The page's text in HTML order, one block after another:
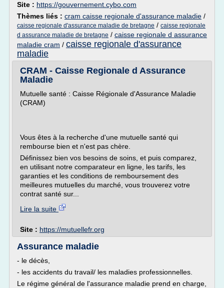
Site : https://gouvernement.cybo.com
Thèmes liés : cram caisse regionale d'assurance maladie /
caisse regionale d'assurance maladie de bretagne / caisse regionale
d assurance maladie de bretagne / caisse regionale d assurance
maladie cram / caisse regionale d'assurance
maladie
CRAM - Caisse Regionale d Assurance
Maladie
Mutuelle santé : Caisse Régionale d'Assurance Maladie
(CRAM)
Vous êtes à la recherche d'une mutuelle santé qui
rembourse bien et n'est pas chère.
Définissez bien vos besoins de soins, et puis comparez,
en utilisant notre comparateur en ligne, les tarifs, les
garanties et les conditions de remboursement des
meilleures mutuelles du marché, vous trouverez votre
contrat santé sur...
Lire la suite
Site : https://mutuellefr.org
Assurance maladie
- le décès,
- les accidents du travail/ les maladies professionnelles.
Le régime général de l'assurance maladie prend en charge,